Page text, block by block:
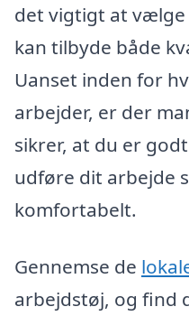
det vigtigt at vælge
kan tilbyde både
Uanset inden for
arbejder, er der
sikrer, at du er
udføre dit arbejde
komfortabelt.
Gennemse de
arbejdstøj, og find